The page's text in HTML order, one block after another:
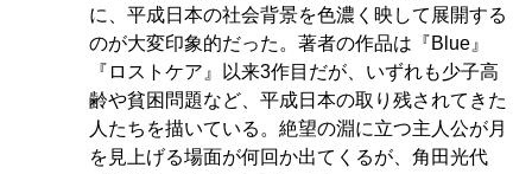
に、平成日本の社会背景を色濃く映して展開する
のが大変印象的だった。著者の作品は『Blue』
『ロストケア』以来3作目だが、いずれも少子高
齢や貧困問題など、平成日本の取り残されてきた
人たちを描いている。絶望の淵に立つ主人公が月
を見上げる場面が何回か出てくるが、角田光代